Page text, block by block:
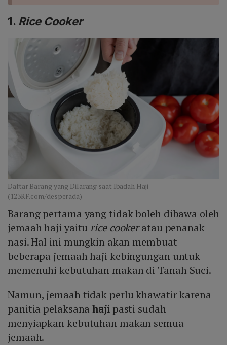
1. Rice Cooker
Daftar Barang yang Dilarang saat Ibadah Haji
(123RF.com/desperada)
Barang pertama yang tidak boleh dibawa oleh
jemaah haji yaitu rice cookeratau penanak
nasi. Hal ini mungkin akan membuat
beberapa jemaah haji kebingungan untuk
memenuhi kebutuhan makan di Tanah Suci.
Namun, jemaah tidak perlu khawatir karena
panitia pelaksanahaji pasti sudah
menyiapkan kebutuhan makan semua
jemaah.